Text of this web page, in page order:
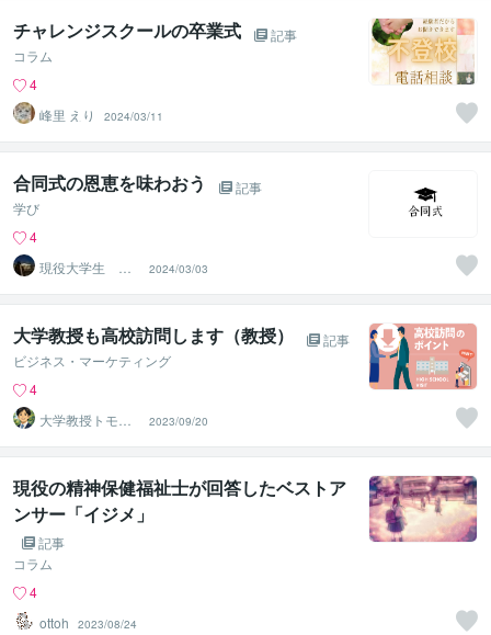
チャレンジスクールの卒業式
記事
コラム
4
峰里 えり
2024/03/11
合同式の恩恵を味わおう
記事
学び
4
現役大学生 塾
講師 さとる
2024/03/03
大学教授も高校訪問します（教授）
記事
ビジネス・マーケティング
4
大学教授トモ｜
元東大教員
2023/09/20
現役の精神保健福祉士が回答したベストア
ンサー「イジメ」
記事
コラム
4
ottoh
2023/08/24